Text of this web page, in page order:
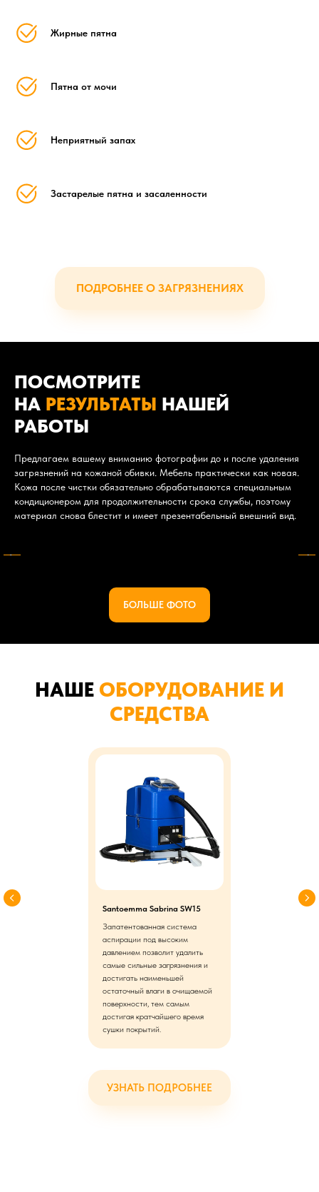
Жирные пятна
Пятна от мочи
Неприятный запах
Застарелые пятна и засаленности
ПОДРОБНЕЕ О ЗАГРЯЗНЕНИЯХ
ПОСМОТРИТЕ
НА РЕЗУЛЬТАТЫ НАШЕЙ
РАБОТЫ
Предлагаем вашему вниманию фотографии до и после удаления
загрязнений на кожаной обивки. Мебель практически как новая.
Кожа после чистки обязательно обрабатываются специальным
кондиционером для продолжительности срока службы, поэтому
материал снова блестит и имеет презентабельный внешний вид.
БОЛЬШЕ ФОТО
НАШЕ ОБОРУДОВАНИЕ И
СРЕДСТВА
Santoemma Sabrina SW15
Запатентованная система
аспирации под высоким
давлением позволит удалить
самые сильные загрязнения и
достигать наименьшей
остаточный влаги в очищаемой
поверхности, тем самым
достигая кратчайшего время
сушки покрытий.
УЗНАТЬ ПОДРОБНЕЕ